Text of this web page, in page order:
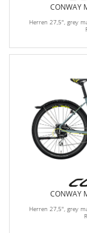
CONWAY
Herren 27,5", grey
CONWAY
Herren 27,5", grey